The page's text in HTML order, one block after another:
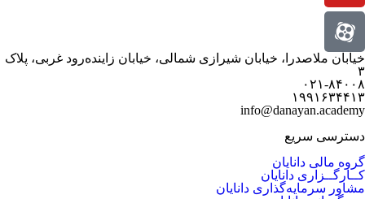
خیابان ملاصدرا، خیابان شیرازی شمالی، خیابان زاینده‌رود غربی، پلاک
۳
۰۲۱-۸۴۰۰۸
۱۹۹۱۶۳۴۴۱۳
info@danayan.academy
دسترسی سریع
گروه مالی دانایان
کــارگــزاری دانایان
مشاور سرمایه‌گذاری دانایان